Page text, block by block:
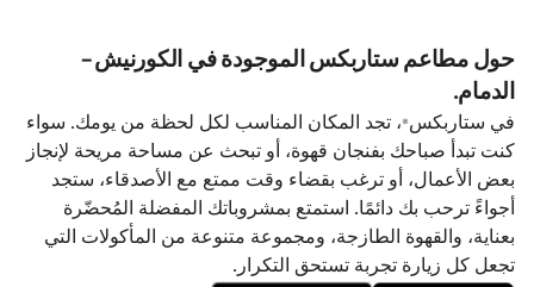
حول مطاعم ستاربكس الموجودة في الكورنيش-
الدمام.
في ستاربكس®، تجد المكان المناسب لكل لحظة من يومك. سواء
كنت تبدأ صباحك بفنجان قهوة، أو تبحث عن مساحة مريحة لإنجاز
بعض الأعمال، أو ترغب بقضاء وقت ممتع مع الأصدقاء، ستجد
أجواءً ترحب بك دائمًا. استمتع بمشروباتك المفضلة المُحضّرة
بعناية، والقهوة الطازجة، ومجموعة متنوعة من المأكولات التي
تجعل كل زيارة تجربة تستحق التكرار.